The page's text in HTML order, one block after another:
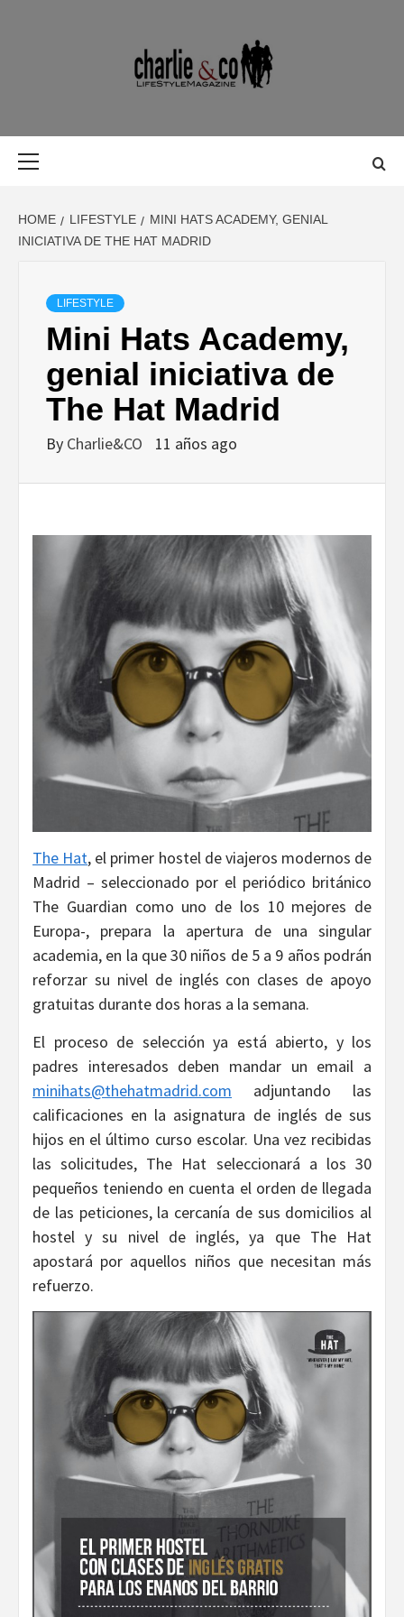
MAGAZINE
BELLEZA,
OCIO,
MOTOR,
DISEÑO…
MAGAZINE DE GASTRONOMÍA, BELLEZA, OCIO, VIAJES,
HOME LIFESTYLE
MINI HATS ACADEMY, GENIAL
INICIATIVA DE THE HAT MADRID
LIFESTYLE
Mini Hats Academy,
genial iniciativa de
The Hat Madrid
By Charlie&CO 11 años ago
The Hat, el primer hostel de viajeros modernos de
Madrid – seleccionado por el periódico británico
The Guardian como uno de los 10 mejores de
Europa-, prepara la apertura de una singular
academia, en la que 30 niños de 5 a 9 años podrán
reforzar su nivel de inglés con clases de apoyo
gratuitas durante dos horas a la semana.
El proceso de selección ya está abierto, y los
padres interesados deben mandar un email a
minihats@thehatmadrid.com adjuntando las
calificaciones en la asignatura de inglés de sus
hijos en el último curso escolar. Una vez recibidas
las solicitudes, The Hat seleccionará a los 30
pequeños teniendo en cuenta el orden de llegada
de las peticiones, la cercanía de sus domicilios al
hostel y su nivel de inglés, ya que The Hat
apostará por aquellos niños que necesitan más
refuerzo.